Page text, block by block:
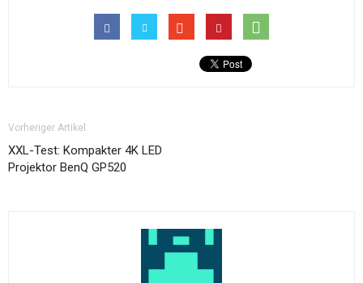
Vorheriger Artikel
XXL-Test: Kompakter 4K LED
Projektor BenQ GP520